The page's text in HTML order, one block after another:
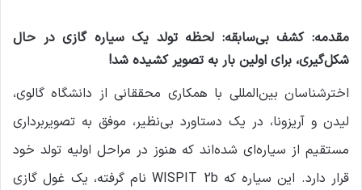
مقدمه:کشف بی‌سابقه: لحظه تولد یک سیاره گازی در حال
شکل‌گیری، برای اولین بار به تصویر کشیده شد!
اخترشناسان بین‌المللی با همکاری محققانی از دانشگاه گالوی،
لیدن و آریزونا، در یک دستاورد بی‌نظیر، موفق به تصویربرداری
مستقیم از سیاره‌ای شده‌اند که هنوز در مراحل اولیه تولد خود
قرار دارد. این سیاره که WISPIT 2b نام گرفته، یک غول گازی